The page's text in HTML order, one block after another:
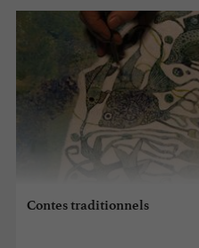
Contes traditionnels